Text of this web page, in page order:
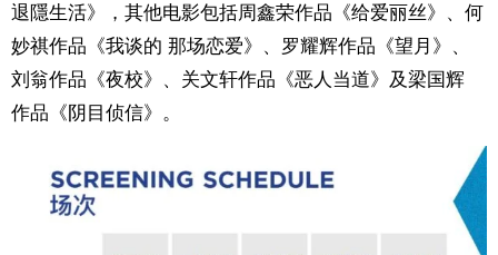
退隱生活》，其他电影包括周鑫荣作品《给爱丽丝》、何
妙祺作品《我谈的 那场恋爱》、罗耀辉作品《望月》、
刘翁作品《夜校》、关文轩作品《恶人当道》及梁国辉
作品《阴目侦信》。